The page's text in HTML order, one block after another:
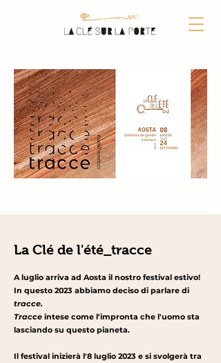
La Clé de l'été_tracce
A luglio arriva ad Aosta il nostro festival estivo!
In questo 2023 abbiamo deciso di parlare di
tracce.
Tracce intese come l'impronta che l'uomo sta
lasciando su questo pianeta.
Il festival inizierà l'8 luglio 2023 e si svolgerà tra